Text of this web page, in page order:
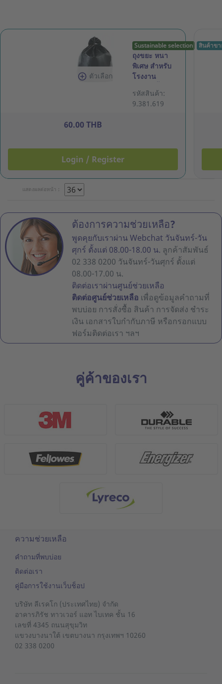
ตัวเลือก
Sustainable selection สินค้าข
ถุงขยะ หนา
พิเศษ สำหรับ
โรงงาน
สีดำ แพ็ค 1
กิโลกรัม
รหัสสินค้า:
9.381.619
60.00 THB
Login / Register
แสดงผลต่อหน้า :
ต้องการความช่วยเหลือ?
พูดคุยกับเราผ่าน Webchat วันจันทร์-วัน
ศุกร์ ตั้งแต่ 08.00-18.00 น. ลูกค้าสัมพันธ์
02 338 0200 วันจันทร์-วันศุกร์ ตั้งแต่
08.00-17.00 น.
ติดต่อเราผ่านศูนย์ช่วยเหลือ
ติดต่อศูนย์ช่วยเหลือ เพื่อดูข้อมูลคำถามที่
พบบ่อย การสั่งซื้อ สินค้า การจัดส่ง ชำระ
เงิน เอกสารใบกำกับภาษี หรือกรอกแบบ
ฟอร์มติดต่อเรา ฯลฯ
คู่ค้าของเรา
ความช่วยเหลือ
คำถามที่พบบ่อย
ติดต่อเรา
คู่มือการใช้งานเว็บช็อป
บริษัท ลีเรคโก (ประเทศไทย) จำกัด
อาคารภิรัช ทาวเวอร์ แอท ไบเทค ชั้น 16
เลขที่ 4345 ถนนสุขุมวิท
แขวงบางนาใต้ เขตบางนา กรุงเทพฯ 10260
02 338 0200